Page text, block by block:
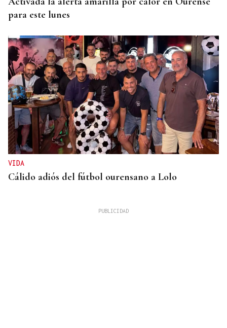
para este lunes
VIDA
Cálido adiós del fútbol ourensano a Lolo